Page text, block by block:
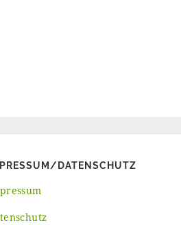
DATENSCHUTZ